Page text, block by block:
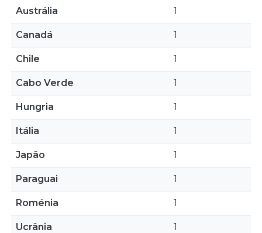
Austrália 1
Canadá 1
Chile 1
Cabo Verde 1
Hungria 1
Itália 1
Japão 1
Paraguai 1
Roménia 1
Ucrânia 1